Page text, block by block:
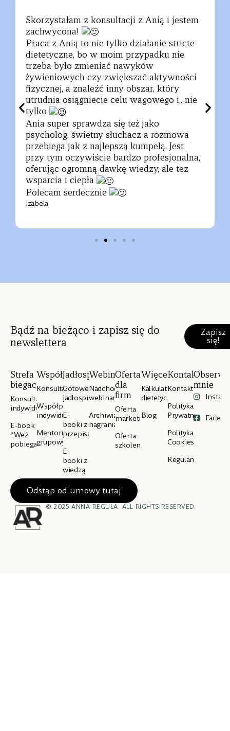
Skorzystałam z konsultacji z Anią i jestem
zachwycona!
Praca z Anią to nie tylko działanie stricte
dietetyczne, bo w moim przypadku nie
trzeba było zmieniać nawyków
żywieniowych czy zwiększać aktywności
fizycznej, a znaleźć inny obszar, który
utrudnia osiągniecie celu wagowego i.. nie
tylko
Ania super sprawdza się też jako
psycholog, świetny słuchacz a rozmowa
przebiega jak z najlepszą kumpelą. Jest
przy tym oczywiście bardzo profesjonalna,
oferując ogromną dawkę wiedzy, ale tez
wsparcia i ciepła
Polecam serdecznie
Izabela
Bądź na bieżąco i zapisz się do
newslettera
Zapisz
się!
Strefa
biegacza
Konsultacje
indywidualne
E-book
“Weź
pobiegaj”
Współpraca
Konsultacje
Współpraca
indywidualna
Mentoring
grupowy
Jadłospisy
Gotowe
jadłospisy
E-
booki z
przepisami
E-
booki z
wiedzą
Webinary
Nadchodzące
webinary
Archiwialne
nagrania
Oferta
dla
firm
Oferta
marketingowa
Oferta
szkoleniowa
Więcej
Kalkulator
dietetyczny
Blog
Kontakt
Kontakt
Polityka
Prywatności
Polityka
Cookies
Regulamin
mnie
Odstąp od umowy tutaj
© 2025 ANNA REGUŁA. ALL RIGHTS RESERVED.